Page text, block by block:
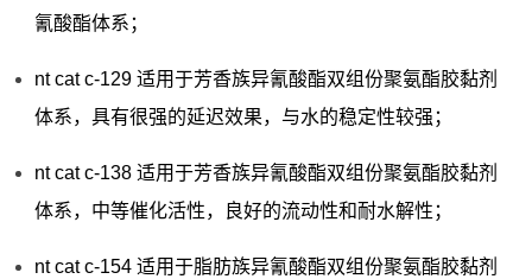
氰酸酯体系；
nt cat c-129 适用于芳香族异氰酸酯双组份聚氨酯胶黏剂
体系，具有很强的延迟效果，与水的稳定性较强；
nt cat c-138 适用于芳香族异氰酸酯双组份聚氨酯胶黏剂
体系，中等催化活性，良好的流动性和耐水解性；
nt cat c-154 适用于脂肪族异氰酸酯双组份聚氨酯胶黏剂